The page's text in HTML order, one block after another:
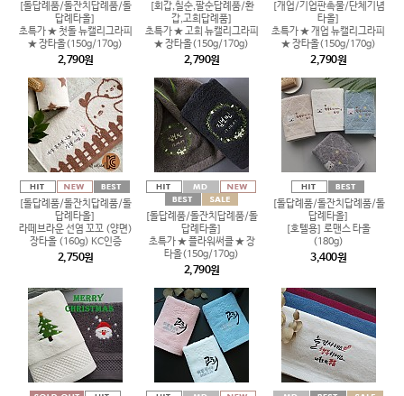
[돌답례품/돌잔치답례품/돌
답례타올]
초특가 ★ 첫돌 뉴캘리그라피
★ 장타올(150g/170g)
2,790원
[회갑,칠순,팔순답례품/환
갑,고희답례품]
초특가 ★ 고희 뉴캘리그라피
★ 장타올(150g/170g)
2,790원
[개업/기업판촉물/단체기념
타올]
초특가 ★ 개업 뉴캘리그라피
★ 장타올(150g/170g)
2,790원
[돌답례품/돌잔치답례품/돌
답례타올]
라떼브라운 선염 꼬꼬 (양면)
장타올 (160g) KC인증
2,750원
[돌답례품/돌잔치답례품/돌
답례타올]
초특가 ★ 플라워써클 ★ 장
타올(150g/170g)
2,790원
[돌답례품/돌잔치답례품/돌
답례타올]
[호텔용] 로맨스 타올
(180g)
3,400원